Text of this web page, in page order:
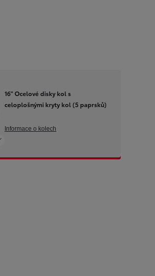
16" Ocelové disky kol s
celoplošnými kryty kol (5 paprsků)
Informace o kolech